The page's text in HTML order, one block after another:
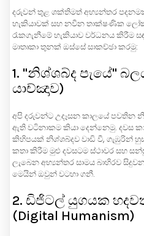
දරුවන් තුළ ශක්තිමත් අභ්‍යන්තර
හැකියාවක් සහ නවීන තාක්ෂණික
රැකගැනීමේ හැකියාව වර්ධනය කිරීම
මාතෘකා තුනක් ඔස්සේ සාකච්ඡා කරමු:
1. "නිශ්ශබ්ද පැයේ"
යාච්ඤාව)
අපි දරුවන්ට උදෑසන කාලයේ පවතින
ඇති වටිනාකම කියා දෙන්නෙමු. දවස
කිහිපයක් නිශ්ශබ්දව වාඩි වී, ගැඹුරින්
කතා කිරීම මුළු දවසටම ස්ථාවර සහ
ලැබෙන අභ්‍යන්තර සාමය බාහිරව
මෙයින් ඔවුන් වටහා ගනී.
2. ඩිජිටල් යුගයක
(Digital Humanism)